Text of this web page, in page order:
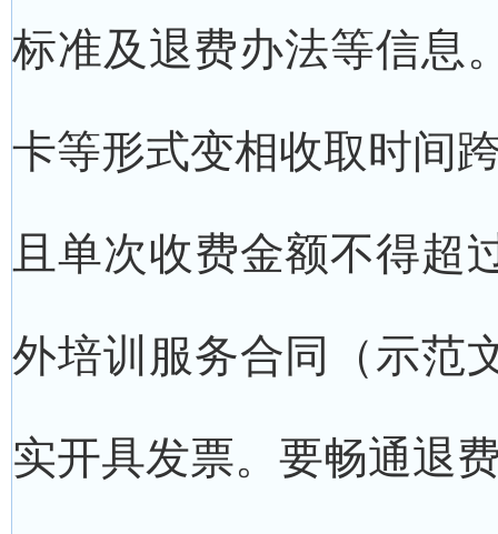
标准及退费办法等信息
卡等形式变相收取时间
且单次收费金额不得超
外培训服务合同（示范
实开具发票。要畅通退